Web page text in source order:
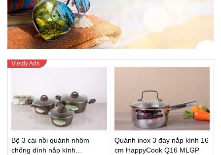
Bộ 3 cái nồi quánh nhôm
chống dính nắp kính
Quánh inox 3 đáy nắp kính 16
cm HappyCook Q16 MLGP